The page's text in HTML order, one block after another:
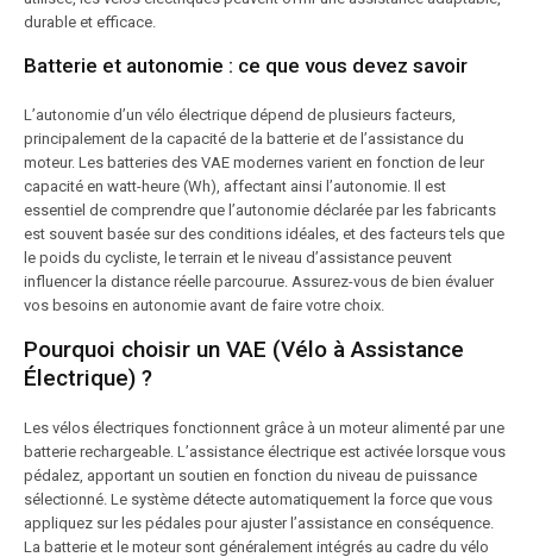
durable et efficace.
Batterie et autonomie : ce que vous devez savoir
L’autonomie d’un vélo électrique dépend de plusieurs facteurs,
principalement de la capacité de la batterie et de l’assistance du
moteur. Les batteries des VAE modernes varient en fonction de leur
capacité en watt-heure (Wh), affectant ainsi l’autonomie. Il est
essentiel de comprendre que l’autonomie déclarée par les fabricants
est souvent basée sur des conditions idéales, et des facteurs tels que
le poids du cycliste, le terrain et le niveau d’assistance peuvent
influencer la distance réelle parcourue. Assurez-vous de bien évaluer
vos besoins en autonomie avant de faire votre choix.
Pourquoi choisir un VAE (Vélo à Assistance
Électrique) ?
Les vélos électriques fonctionnent grâce à un moteur alimenté par une
batterie rechargeable. L’assistance électrique est activée lorsque vous
pédalez, apportant un soutien en fonction du niveau de puissance
sélectionné. Le système détecte automatiquement la force que vous
appliquez sur les pédales pour ajuster l’assistance en conséquence.
La batterie et le moteur sont généralement intégrés au cadre du vélo